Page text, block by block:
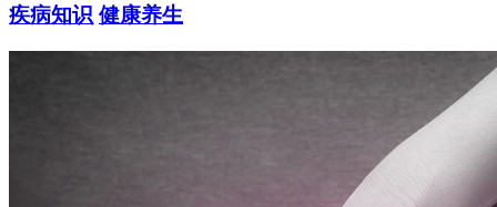
疾病知识 健康养生